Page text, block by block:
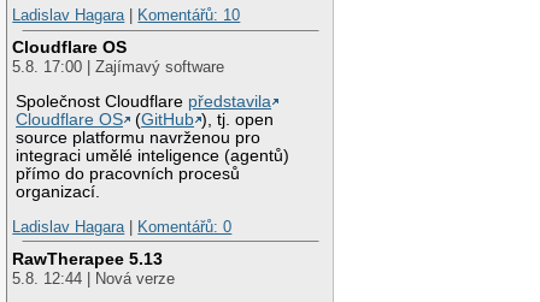
Ladislav Hagara| Komentářů: 10
Cloudflare OS
5.8. 17:00 | Zajímavý software
Společnost Cloudflare představila
Cloudflare OS
(GitHub ), tj. open
source platformu navrženou pro
integraci umělé inteligence (agentů)
přímo do pracovních procesů
organizací.
Ladislav Hagara| Komentářů: 0
RawTherapee 5.13
5.8. 12:44 | Nová verze